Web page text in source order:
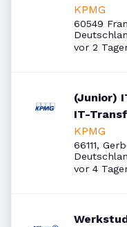
KPMG
60549
vor 2
(Junior)
IT-
KPMG
66111,
vor 4